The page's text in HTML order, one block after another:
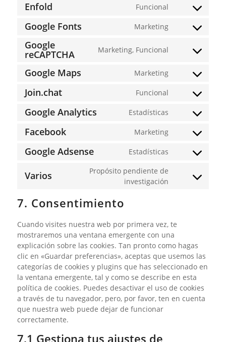
Enfold Funcional
Consent
service
Google Fonts Marketing
Consent
service
Google
reCAPTCHA Marketing, Funcional
Consent
service
recaptcha
Google Maps Marketing
Consent
service
google-
Join.chat Funcional
Consent
service
join.chat
Google Analytics Estadísticas
Consent
service
google-
Facebook Marketing
Consent
service
Google Adsense Estadísticas
Consent
service
Varios
Propósito pendiente de
investigación
Consent
7. Consentimiento
Cuando visites nuestra web por primera vez, te
mostraremos una ventana emergente con una
explicación sobre las cookies. Tan pronto como hagas
clic en «Guardar preferencias», aceptas que usemos las
categorías de cookies y plugins que has seleccionado en
la ventana emergente, tal y como se describe en esta
política de cookies. Puedes desactivar el uso de cookies
a través de tu navegador, pero, por favor, ten en cuenta
que nuestra web puede dejar de funcionar
correctamente.
7.1 Gestiona tus ajustes de